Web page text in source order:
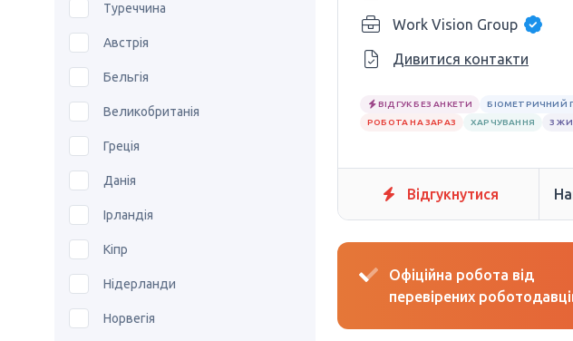
Туреччина
Австрія
Бельгія
Великобританія
Греція
Данія
Ірландія
Кіпр
Нідерланди
Норвегія
Work Vision Group
Дивитися контакти
ВІДГУК БЕЗ АНКЕТИ
БІОМЕТРИЧНИЙ
РОБОТА НА ЗАРАЗ
ХАРЧУВАННЯ З
Відгукнутися
Офіційна робота від
перевірених